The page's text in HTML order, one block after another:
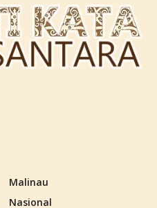
Malinau
Nasional